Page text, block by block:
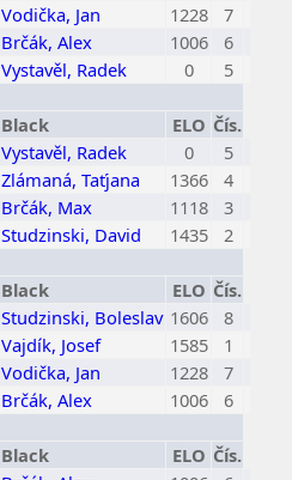
Vodička, Jan 1228
7
Brčák, Alex 1006
6
Vystavěl, Radek 0
5
Black ELO Čís.
Vystavěl, Radek 0
5
Zlámaná, Taťjana 1366
4
Brčák, Max 1118
3
Studzinski, David 1435
2
Black ELO Čís.
Studzinski, Boleslav 1606
8
Vajdík, Josef 1585
1
Vodička, Jan 1228
7
Brčák, Alex 1006
6
Black ELO Čís.